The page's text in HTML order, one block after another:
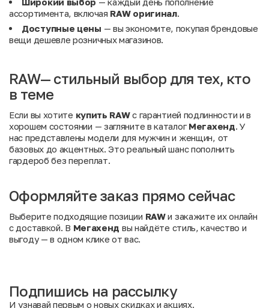
ассортимента, включая RAW оригинал.
Доступные цены — вы экономите, покупая брендовые
вещи дешевле розничных магазинов.
RAW— стильный выбор для тех, кто
в теме
Если вы хотите купить RAWс гарантией подлинности и в
хорошем состоянии — загляните в каталогМегахенд. У
нас представлены модели для мужчин и женщин, от
базовых до акцентных. Это реальный шанс пополнить
гардероб без переплат.
Оформляйте заказ прямо сейчас
Выберите подходящие позиции RAWи закажите их онлайн
с доставкой. В Мегахенд вы найдёте стиль, качество и
выгоду — в одном клике от вас.
Подпишись на рассылку
И узнавай первым о новых скидках и акциях.